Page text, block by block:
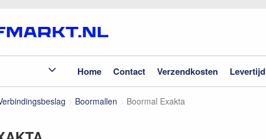
Home Contact Verzendkosten Levertijd
Boormallen Boormal Exakta